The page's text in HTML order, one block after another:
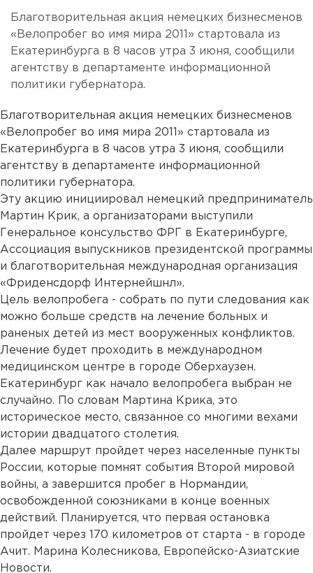
Благотворительная акция немецких бизнесменов
«Велопробег во имя мира 2011» стартовала из
Екатеринбурга в 8 часов утра 3 июня, сообщили
агентству в департаменте информационной
политики губернатора.
Благотворительная акция немецких бизнесменов
«Велопробег во имя мира 2011» стартовала из
Екатеринбурга в 8 часов утра 3 июня, сообщили
агентству в департаменте информационной
политики губернатора.
Эту акцию инициировал немецкий предприниматель
Мартин Крик, а организаторами выступили
Генеральное консульство ФРГ в Екатеринбурге,
Ассоциация выпускников президентской программы
и благотворительная международная организация
«Фриденсдорф Интернейшнл».
Цель велопробега - собрать по пути следования как
можно больше средств на лечение больных и
раненых детей из мест вооруженных конфликтов.
Лечение будет проходить в международном
медицинском центре в городе Оберхаузен.
Екатеринбург как начало велопробега выбран не
случайно. По словам Мартина Крика, это
историческое место, связанное со многими вехами
истории двадцатого столетия.
Далее маршрут пройдет через населенные пункты
России, которые помнят события Второй мировой
войны, а завершится пробег в Нормандии,
освобожденной союзниками в конце военных
действий. Планируется, что первая остановка
пройдет через 170 километров от старта - в городе
Ачит. Марина Колесникова, Европейско-Азиатские
Новости.